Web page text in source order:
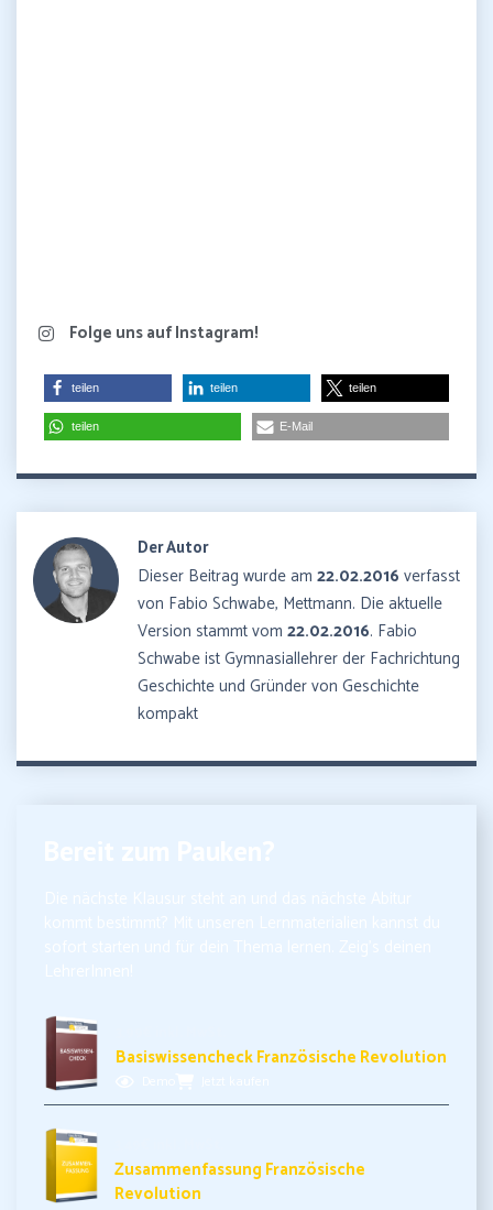
Folge uns auf Instagram!
teilen teilen teilen
teilen E-Mail
Der Autor
Dieser Beitrag wurde am 22.02.2016 verfasst
von Fabio Schwabe, Mettmann. Die aktuelle
Version stammt vom 22.02.2016. Fabio
Schwabe ist Gymnasiallehrer der Fachrichtung
Geschichte und Gründer von Geschichte
kompakt
Basiswissencheck Französische Revolution
Zusammenfassung Französische
Revolution